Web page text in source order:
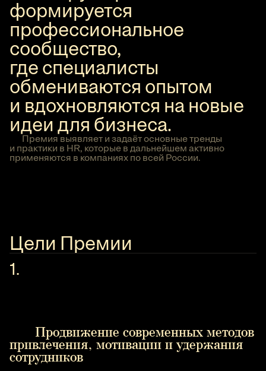
формируется
профессиональное
сообщество,
где специалисты
обмениваются опытом
и вдохновляются на новые
идеи для бизнеса.
Премия выявляет и задаёт основные тренды
и практики в HR, которые в дальнейшем активно
применяются в компаниях по всей России.
Цели Премии
Продвижение современных методов
привлечения, мотивации и удержания
сотрудников